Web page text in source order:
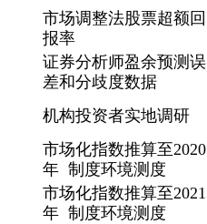
市场调整法股票超额回
报率
证券分析师盈余预测误
差和分歧度数据
机构投资者实地调研
市场化指数推算至2020
年 制度环境测度
市场化指数推算至2021
年 制度环境测度